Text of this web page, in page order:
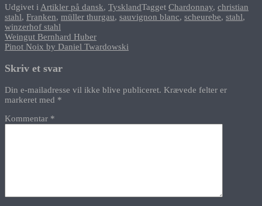
Udgivet iArtikler på dansk, TysklandTagget Chardonnay, christian
stahl, Franken, müller thurgau, sauvignon blanc, scheurebe, stahl,
winzerhof stahl
Indlægsnavigation
Weingut Bernhard Huber
Pinot Noix by Daniel Twardowski
Skriv et svar
Din e-mailadresse vil ikke blive publiceret. Krævede felter er
markeret med *
Kommentar *